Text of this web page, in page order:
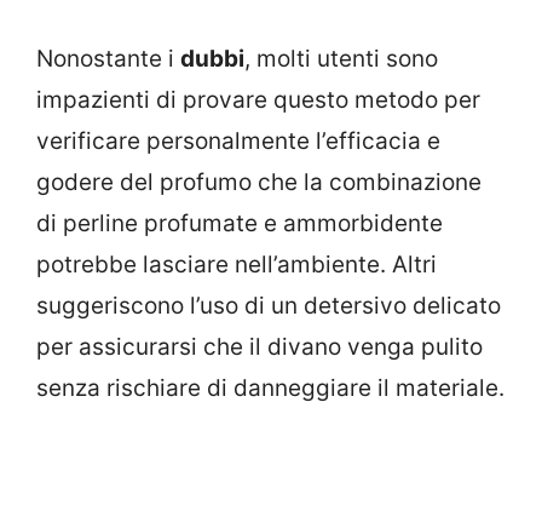
Nonostante i dubbi, molti utenti sono
impazienti di provare questo metodo per
verificare personalmente l’efficacia e
godere del profumo che la combinazione
di perline profumate e ammorbidente
potrebbe lasciare nell’ambiente. Altri
suggeriscono l’uso di un detersivo delicato
per assicurarsi che il divano venga pulito
senza rischiare di danneggiare il materiale.